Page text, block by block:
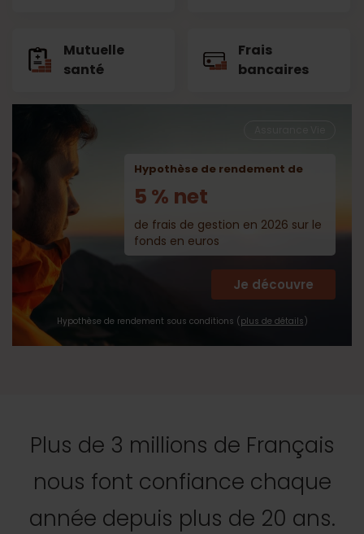
Mutuelle
santé
Frais
bancaires
Hypothèse de rendement de
5 % net
de frais de gestion en 2026 sur le
fonds en euros
Hypothèse de rendement sous conditions ( plus de détails )
Je découvre
Plus de 3 millions de Français
nous font confiance chaque
année depuis plus de 20 ans.